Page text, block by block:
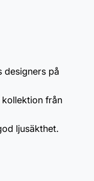
designers på
kollektion från
ljusäkthet.